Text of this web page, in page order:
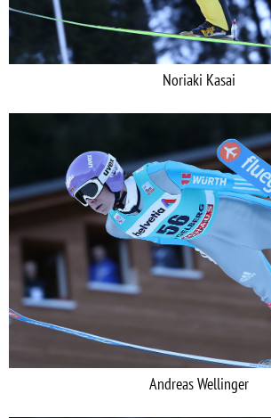
Noriaki Kasai
Andreas Wellinger